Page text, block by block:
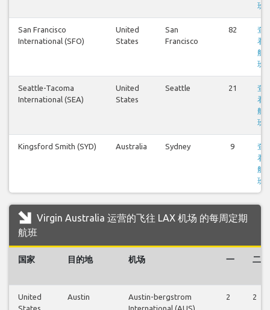
班
San Francisco
International (SFO)
United
States
San
Francisco
82
查
看
航
班
Seattle-Tacoma
International (SEA)
United
States
Seattle 21
查
看
航
班
Kingsford Smith (SYD) Australia Sydney 9
查
看
航
班
Virgin Australia 运营的飞往 LAX 机场 的每周定期
航班
国家 目的地 机场 一 二
United
States
Austin
Austin-bergstrom
International (AUS)
2 2